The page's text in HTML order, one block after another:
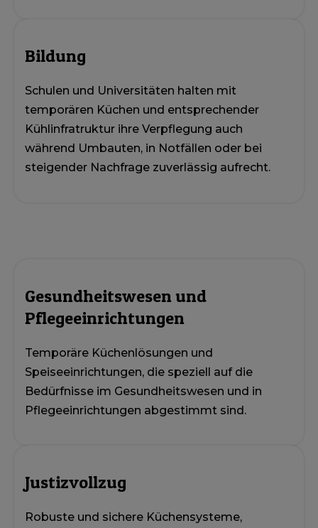
Bildung
Schulen und Universitäten halten mit
temporären Küchen und entsprechender
Kühlinfratruktur ihre Verpflegung auch
während Umbauten, in Notfällen oder bei
steigender Nachfrage zuverlässig aufrecht.
Gesundheitswesen und
Pflegeeinrichtungen
Temporäre Küchenlösungen und
Speiseeinrichtungen, die speziell auf die
Bedürfnisse im Gesundheitswesen und in
Pflegeeinrichtungen abgestimmt sind.
Justizvollzug
Robuste und sichere Küchensysteme,